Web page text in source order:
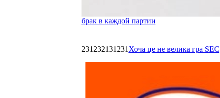
брак в каждой партии
231232131231 Хоча це не велика гра